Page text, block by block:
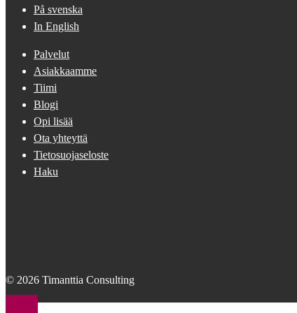
På svenska
In English
Palvelut
Asiakkaamme
Tiimi
Blogi
Opi lisää
Ota yhteyttä
Tietosuojaseloste
Haku
© 2026 Timanttia Consulting